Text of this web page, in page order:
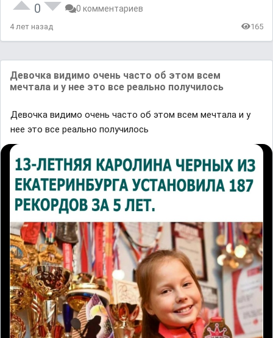
0 0 комментариев
4 лет назад 165
Девочка видимо очень часто об этом всем
мечтала и у нее это все реально получилось
Девочка видимо очень часто об этом всем мечтала и у
нее это все реально получилось